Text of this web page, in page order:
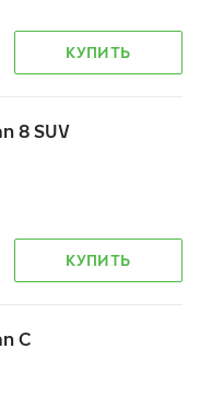
КУПИТЬ
8 SUV
КУПИТЬ
C